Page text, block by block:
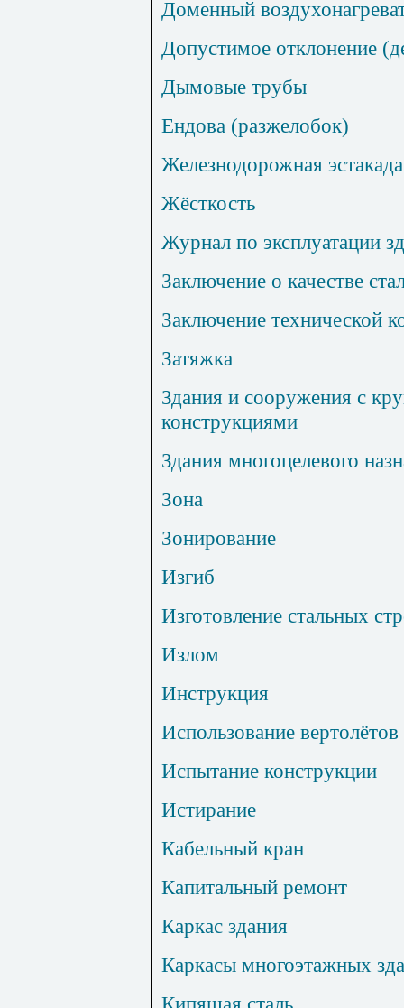
Доменный
Допустимое отклонение
Дымовые трубы
Ендова (разжелобок)
Железнодорожная эстакада
Жёсткость
Журнал по эксплуатации
Заключение о качестве
Заключение технической
Затяжка
Здания и сооружения с
конструкциями
Здания многоцелевого
Зона
Зонирование
Изгиб
Изготовление стальных
Излом
Инструкция
Использование вертолётов
Испытание конструкции
Истирание
Кабельный кран
Капитальный ремонт
Каркас здания
Каркасы многоэтажных